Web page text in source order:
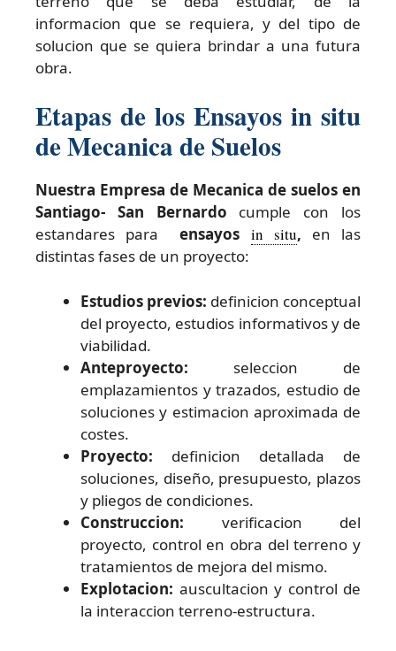
informacion que se requiera, y del tipo de
solucion que se quiera brindar a una futura
obra.
Etapas de los Ensayos in situ
de Mecanica de Suelos
Nuestra Empresa de Mecanica de suelos en
Santiago- San Bernardo cumple con los
estandares para
ensayos in situ, en las
distintas fases de un proyecto:
Estudios previos: definicion conceptual
del proyecto, estudios informativos y de
viabilidad.
Anteproyecto: seleccion de
emplazamientos y trazados, estudio de
soluciones y estimacion aproximada de
costes.
Proyecto: definicion detallada de
soluciones, diseño, presupuesto, plazos
y pliegos de condiciones.
Construccion: verificacion del
proyecto, control en obra del terreno y
tratamientos de mejora del mismo.
Explotacion: auscultacion y control de
la interaccion terreno-estructura.